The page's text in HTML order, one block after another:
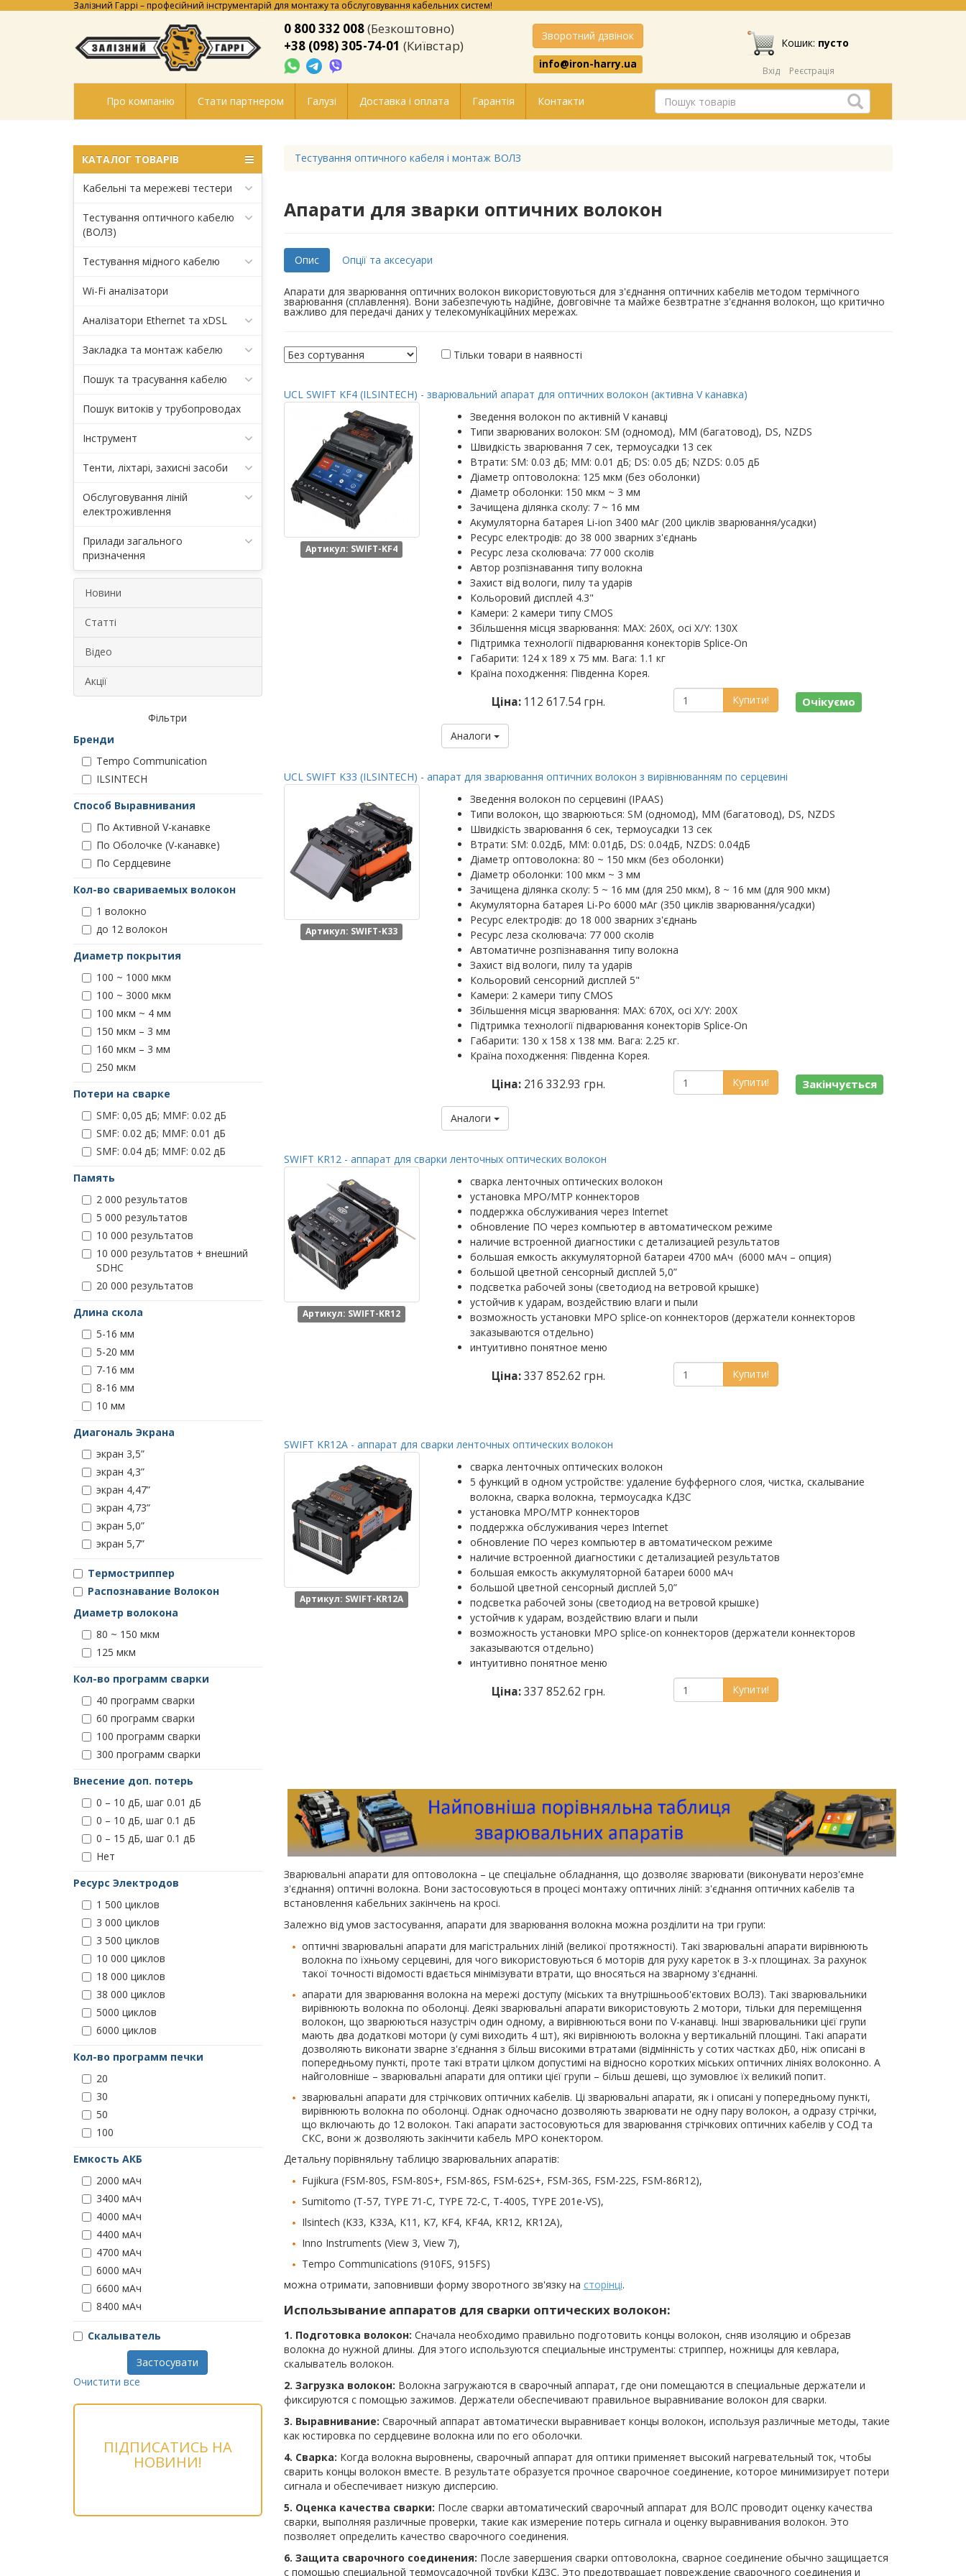
Залізний Гаррі – професійний інструментарій для монтажу та обслуговування кабельних систем!
0 800 332 008(Безкоштовно)
+38 (098) 305-74-01 (Київстар)
Зворотний дзвінок
info@iron-harry.ua
Кошик: пусто
Вхід Реєстрація
Про компанію Стати партнером Галузі Доставка і оплата Гарантія Контакти
КАТАЛОГ ТОВАРІВ
Кабельні та мережеві тестери
Тестування оптичного кабелю
(ВОЛЗ)
Тестування мідного кабелю
Wi-Fi аналізатори
Аналізатори Ethernet та xDSL
Закладка та монтаж кабелю
Пошук та трасування кабелю
Пошук витоків у трубопроводах
Інструмент
Тенти, ліхтарі, захисні засоби
Обслуговування ліній
електроживлення
Прилади загального
призначення
Новини
Статті
Відео
Акції
Фільтри
Бренди
Tempo Communication
ILSINTECH
Способ Выравнивания
По Активной V-канавке
По Оболочке (V-канавке)
По Сердцевине
Кол-во свариваемых волокон
1 волокно
до 12 волокон
Диаметр покрытия
100 ~ 1000 мкм
100 ~ 3000 мкм
100 мкм ~ 4 мм
150 мкм – 3 мм
160 мкм – 3 мм
250 мкм
Потери на сварке
SMF: 0,05 дБ; MMF: 0.02 дБ
SMF: 0.02 дБ; MMF: 0.01 дБ
SMF: 0.04 дБ; MMF: 0.02 дБ
Память
2 000 результатов
5 000 результатов
10 000 результатов
10 000 результатов + внешний
SDHC
20 000 результатов
Длина скола
5-16 мм
5-20 мм
7-16 мм
8-16 мм
10 мм
Диагональ Экрана
экран 3,5”
экран 4,3”
экран 4,47”
экран 4,73”
экран 5,0”
экран 5,7”
Термостриппер
Распознавание Волокон
Диаметр волокона
80 ~ 150 мкм
125 мкм
Кол-во программ сварки
40 программ сварки
60 программ сварки
100 программ сварки
300 программ сварки
Внесение доп. потерь
0 – 10 дБ, шаг 0.01 дБ
0 – 10 дБ, шаг 0.1 дБ
0 – 15 дБ, шаг 0.1 дБ
Нет
Ресурс Электродов
1 500 циклов
3 000 циклов
3 500 циклов
10 000 циклов
18 000 циклов
38 000 циклов
5000 циклов
6000 циклов
Кол-во программ печки
20
30
50
100
Емкость АКБ
2000 мАч
3400 мАч
4000 мАч
4400 мАч
4700 мАч
6000 мАч
6600 мАч
8400 мАч
Скалыватель
Застосувати
Очистити все
ПІДПИСАТИСЬ НА
НОВИНИ!
Тестування оптичного кабеля і монтаж ВОЛЗ
Апарати для зварки оптичних волокон
Опис Опції та аксесуари
Апарати для зварювання оптичних волокон використовуються для з'єднання оптичних кабелів методом термічного
зварювання (сплавлення). Вони забезпечують надійне, довговічне та майже безвтратне з'єднання волокон, що критично
важливо для передачі даних у телекомунікаційних мережах.
Тільки товари в наявності
UCL SWIFT KF4 (ILSINTECH) - зварювальний апарат для оптичних волокон (активна V канавка)
Артикул: SWIFT-KF4
Зведення волокон по активній V канавці
Типи зварюваних волокон: SM (одномод), MM (багатовод), DS, NZDS
Швидкість зварювання 7 сек, термоусадки 13 сек
Втрати: SM: 0.03 дБ; MM: 0.01 дБ; DS: 0.05 дБ; NZDS: 0.05 дБ
Діаметр оптоволокна: 125 мкм (без оболонки)
Діаметр оболонки: 150 мкм ~ 3 мм
Зачищена ділянка сколу: 7 ~ 16 мм
Акумуляторна батарея Li-ion 3400 мАг (200 циклів зварювання/усадки)
Ресурс електродів: до 38 000 зварних з'єднань
Ресурс леза сколювача: 77 000 сколів
Автор розпізнавання типу волокна
Захист від вологи, пилу та ударів
Кольоровий дисплей 4.3"
Камери: 2 камери типу CMOS
Збільшення місця зварювання: MAX: 260X, осі X/Y: 130X
Підтримка технології підварювання конекторів Splice-On
Габарити: 124 х 189 х 75 мм. Вага: 1.1 кг
Країна походження: Південна Корея.
Ціна: 112 617.54 грн.
Аналоги
Купити! Очікуємо
UCL SWIFT K33 (ILSINTECH) - апарат для зварювання оптичних волокон з вирівнюванням по серцевині
Артикул: SWIFT-K33
Зведення волокон по серцевині (IPAAS)
Типи волокон, що зварюються: SM (одномод), MM (багатовод), DS, NZDS
Швидкість зварювання 6 сек, термоусадки 13 сек
Втрати: SM: 0.02дБ, MM: 0.01дБ, DS: 0.04дБ, NZDS: 0.04дБ
Діаметр оптоволокна: 80 ~ 150 мкм (без оболонки)
Діаметр оболонки: 100 мкм ~ 3 мм
Зачищена ділянка сколу: 5 ~ 16 мм (для 250 мкм), 8 ~ 16 мм (для 900 мкм)
Акумуляторна батарея Li-Po 6000 мАг (350 циклів зварювання/усадки)
Ресурс електродів: до 18 000 зварних з'єднань
Ресурс леза сколювача: 77 000 сколів
Автоматичне розпізнавання типу волокна
Захист від вологи, пилу та ударів
Кольоровий сенсорний дисплей 5"
Камери: 2 камери типу CMOS
Збільшення місця зварювання: MAX: 670X, осі X/Y: 200X
Підтримка технології підварювання конекторів Splice-On
Габарити: 130 х 158 х 138 мм. Вага: 2.25 кг.
Країна походження: Південна Корея.
Ціна: 216 332.93 грн.
Аналоги
Купити! Закінчується
SWIFT KR12 - аппарат для сварки ленточных оптических волокон
Артикул: SWIFT-KR12
сварка ленточных оптических волокон
установка MPO/MTP коннекторов
поддержка обслуживания через Internet
обновление ПО через компьютер в автоматическом режиме
наличие встроенной диагностики с детализацией результатов
большая емкость аккумуляторной батареи 4700 мАч (6000 мАч – опция)
большой цветной сенсорный дисплей 5,0”
подсветка рабочей зоны (светодиод на ветровой крышке)
устойчив к ударам, воздействию влаги и пыли
возможность установки MPO splice-on коннекторов (держатели коннекторов
заказываются отдельно)
интуитивно понятное меню
Ціна: 337 852.62 грн. Купити!
SWIFT KR12A - аппарат для сварки ленточных оптических волокон
Артикул: SWIFT-KR12A
сварка ленточных оптических волокон
5 функций в одном устройстве: удаление буфферного слоя, чистка, скалывание
волокна, сварка волокна, термоусадка КДЗС
установка MPO/MTP коннекторов
поддержка обслуживания через Internet
обновление ПО через компьютер в автоматическом режиме
наличие встроенной диагностики с детализацией результатов
большая емкость аккумуляторной батареи 6000 мАч
большой цветной сенсорный дисплей 5,0”
подсветка рабочей зоны (светодиод на ветровой крышке)
устойчив к ударам, воздействию влаги и пыли
возможность установки MPO splice-on коннекторов (держатели коннекторов
заказываются отдельно)
интуитивно понятное меню
Ціна: 337 852.62 грн. Купити!
Зварювальні апарати для оптоволокна – це спеціальне обладнання, що дозволяє зварювати (виконувати нероз'ємне
з'єднання) оптичні волокна. Вони застосовуються в процесі монтажу оптичних ліній: з'єднання оптичних кабелів та
встановлення кабельних закінчень на кросі.
Залежно від умов застосування, апарати для зварювання волокна можна розділити на три групи:
оптичні зварювальні апарати для магістральних ліній (великої протяжності). Такі зварювальні апарати вирівнюють
волокна по їхньому серцевині, для чого використовуються 6 моторів для руху кареток в 3-х площинах. За рахунок
такої точності відомості вдається мінімізувати втрати, що вносяться на зварному з'єднанні.
апарати для зварювання волокна на мережі доступу (міських та внутрішньооб'єктових ВОЛЗ). Такі зварювальники
вирівнюють волокна по оболонці. Деякі зварювальні апарати використовують 2 мотори, тільки для переміщення
волокон, що зварюються назустріч один одному, а вирівнюються вони по V-канавці. Інші зварювальники цієї групи
мають два додаткові мотори (у сумі виходить 4 шт), які вирівнюють волокна у вертикальній площині. Такі апарати
дозволяють виконати зварне з'єднання з більш високими втратами (відмінність у сотих частках дБ0, ніж описані в
попередньому пункті, проте такі втрати цілком допустимі на відносно коротких міських оптичних лініях волоконно. А
найголовніше – зварювальні апарати для оптики цієї групи – більш дешеві, що зумовлює їх великий попит.
зварювальні апарати для стрічкових оптичних кабелів. Ці зварювальні апарати, як і описані у попередньому пункті,
вирівнюють волокна по оболонці. Однак одночасно дозволяють зварювати не одну пару волокон, а одразу стрічки,
що включають до 12 волокон. Такі апарати застосовуються для зварювання стрічкових оптичних кабелів у СОД та
СКС, вони ж дозволяють закінчити кабель MPO конектором.
Детальну порівняльну таблицю зварювальних апаратів:
Fujikura (FSM-80S, FSM-80S+, FSM-86S, FSM-62S+, FSM-36S, FSM-22S, FSM-86R12),
Sumitomo (T-57, TYPE 71-C, TYPE 72-C, T-400S, TYPE 201e-VS),
Ilsintech (K33, K33A, K11, K7, KF4, KF4A, KR12, KR12A),
Inno Instruments (View 3, View 7),
Tempo Communications (910FS, 915FS)
можна отримати, заповнивши форму зворотного зв'язку на сторінці.
Использывание аппаратов для сварки оптических волокон:
1. Подготовка волокон: Сначала необходимо правильно подготовить концы волокон, сняв изоляцию и обрезав
волокна до нужной длины. Для этого используются специальные инструменты: стриппер, ножницы для кевлара,
скалыватель волокон.
2. Загрузка волокон: Волокна загружаются в сварочный аппарат, где они помещаются в специальные держатели и
фиксируются с помощью зажимов. Держатели обеспечивают правильное выравнивание волокон для сварки.
3. Выравнивание: Сварочный аппарат автоматически выравнивает концы волокон, используя различные методы, такие
как юстировка по сердцевине волокна или по его оболочки.
4. Сварка: Когда волокна выровнены, сварочный аппарат для оптики применяет высокий нагревательный ток, чтобы
сварить концы волокон вместе. В результате образуется прочное сварочное соединение, которое минимизирует потери
сигнала и обеспечивает низкую дисперсию.
5. Оценка качества сварки: После сварки автоматический сварочный аппарат для ВОЛС проводит оценку качества
сварки, выполняя различные проверки, такие как измерение потерь сигнала и оценку выравнивания волокон. Это
позволяет определить качество сварочного соединения.
6. Защита сварочного соединения: После завершения сварки оптоволокна, сварное соединение обычно защищается
с помощью специальной термоусадочной трубки КДЗС. Это предотвращает повреждение сварочного соединения и